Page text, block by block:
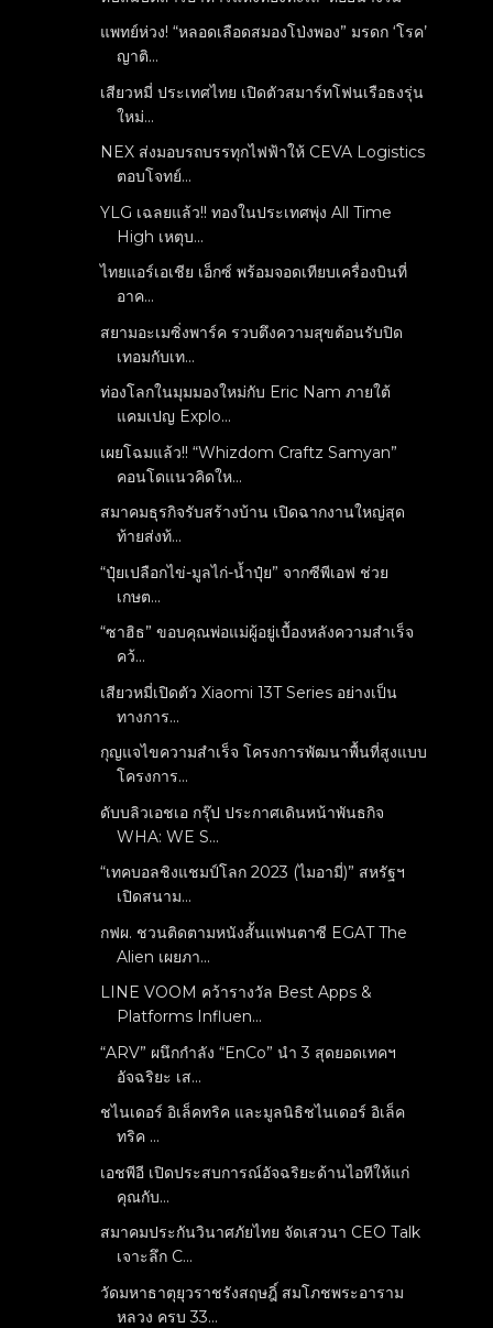
แพทย์ห่วง! “หลอดเลือดสมองโป่งพอง” มรดก ‘โรค’
ญาติ...
เสียวหมี่ ประเทศไทย เปิดตัวสมาร์ทโฟนเรือธงรุ่น
ใหม่...
NEX ส่งมอบรถบรรทุกไฟฟ้าให้ CEVA Logistics
ตอบโจทย์...
YLG เฉลยแล้ว!! ทองในประเทศพุ่ง All Time
High เหตุบ...
ไทยแอร์เอเชีย เอ็กซ์ พร้อมจอดเทียบเครื่องบินที่
อาค...
สยามอะเมซิ่งพาร์ค รวบตึงความสุขต้อนรับปิด
เทอมกับเท...
ท่องโลกในมุมมองใหม่กับ Eric Nam ภายใต้
แคมเปญ Explo...
เผยโฉมแล้ว!! “Whizdom Craftz Samyan”
คอนโดแนวคิดให...
สมาคมธุรกิจรับสร้างบ้าน เปิดฉากงานใหญ่สุด
ท้ายส่งท้...
“ปุ๋ยเปลือกไข่-มูลไก่-น้ำปุ๋ย” จากซีพีเอฟ ช่วย
เกษต...
“ซาฮิธ” ขอบคุณพ่อแม่ผู้อยู่เบื้องหลังความสำเร็จ
คว้...
เสียวหมี่เปิดตัว Xiaomi 13T Series อย่างเป็น
ทางการ...
กุญแจไขความสำเร็จ โครงการพัฒนาพื้นที่สูงแบบ
โครงการ...
ดับบลิวเอชเอ กรุ๊ป ประกาศเดินหน้าพันธกิจ
WHA: WE S...
“เทคบอลชิงแชมป์โลก 2023 (ไมอามี่)” สหรัฐฯ
เปิดสนาม...
กฟผ. ชวนติดตามหนังสั้นแฟนตาซี EGAT The
Alien เผยภา...
LINE VOOM คว้ารางวัล Best Apps &
Platforms Influen...
“ARV” ผนึกกำลัง “EnCo” นำ 3 สุดยอดเทคฯ
อัจฉริยะ เส...
ชไนเดอร์ อิเล็คทริค และมูลนิธิชไนเดอร์ อิเล็ค
ทริค ...
เอชพีอี เปิดประสบการณ์อัจฉริยะด้านไอทีให้แก่
คุณกับ...
สมาคมประกันวินาศภัยไทย จัดเสวนา CEO Talk
เจาะลึก C...
วัดมหาธาตุยุวราชรังสฤษฎิ์ สมโภชพระอาราม
หลวง ครบ 33...